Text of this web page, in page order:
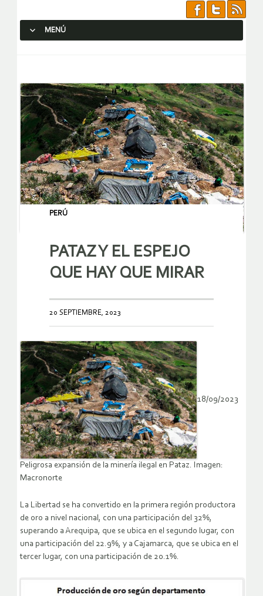
MENÚ
PERÚ
PATAZ Y EL ESPEJO
QUE HAY QUE MIRAR
20 SEPTIEMBRE, 2023
18/09/2023
Peligrosa expansión de la minería ilegal en Pataz. Imagen:
Macronorte
La Libertad se ha convertido en la primera región productora
de oro a nivel nacional, con una participación del 32%,
superando a Arequipa, que se ubica en el segundo lugar, con
una participación del 22.9%, y a Cajamarca, que se ubica en el
tercer lugar, con una participación de 20.1%.